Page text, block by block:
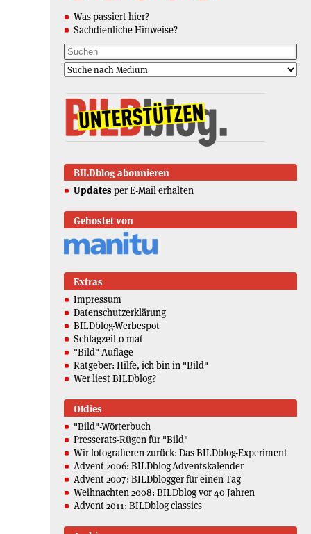
Was passiert hier?
Sachdienliche Hinweise?
BILDblog abonnieren
Updates per E-Mail erhalten
Gehostet von
Extras
Impressum
Datenschutzerklärung
BILDblog-Werbespot
Schlagzeil-o-mat
"Bild"-Auflage
Ratgeber: Hilfe, ich bin in "Bild"
Wer liest BILDblog?
Oldies
"Bild"-Wörterbuch
Presserats-Rügen für "Bild"
Wir fotografieren zurück: Das BILDblog-Experiment
Advent 2006: BILDblog-Adventskalender
Advent 2007: BILDblogger für einen Tag
Weihnachten 2008: BILDblog vor 40 Jahren
Advent 2011: BILDblog classics